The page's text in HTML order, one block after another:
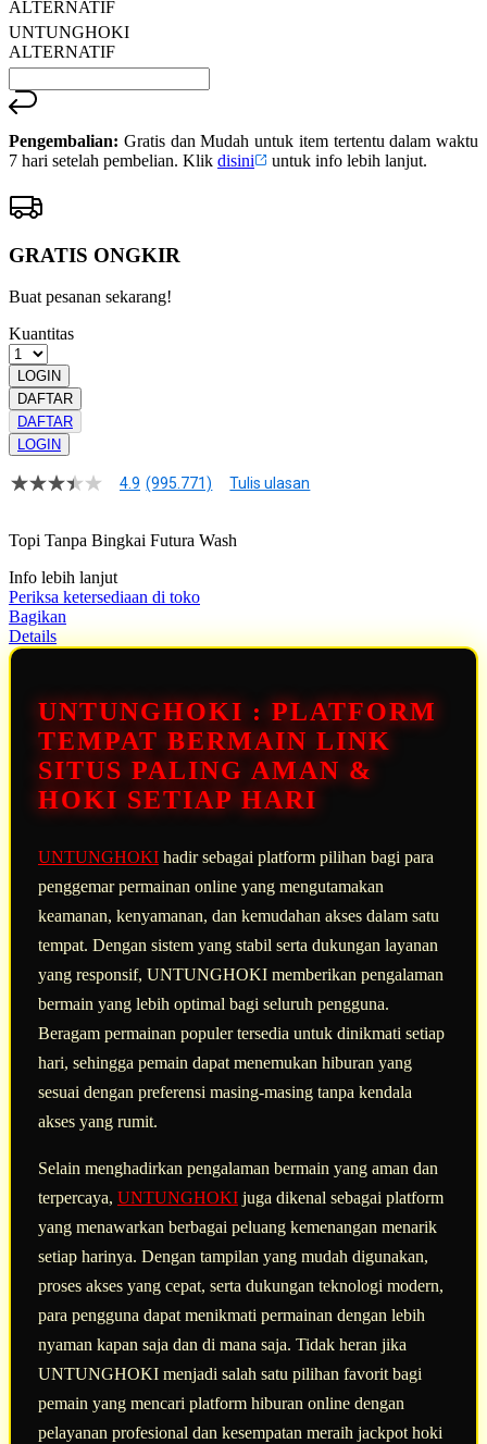
ALTERNATIF
UNTUNGHOKI
ALTERNATIF
Pengembalian: Gratis dan Mudah untuk item tertentu dalam waktu
7 hari setelah pembelian. Klik disini untuk info lebih lanjut.
GRATIS ONGKIR
Buat pesanan sekarang!
Kuantitas
LOGIN
DAFTAR
DAFTAR
LOGIN
4.9
bintang,
rating
rata-
rata.
Read
13
halaman
yang
sama.
4.9 (995.771) Tulis ulasan
Topi Tanpa Bingkai Futura Wash
Info lebih lanjut
Periksa ketersediaan di toko
Bagikan
Details
UNTUNGHOKI : PLATFORM
TEMPAT BERMAIN LINK
SITUS PALING AMAN &
HOKI SETIAP HARI
UNTUNGHOKI hadir sebagai platform pilihan bagi para
penggemar permainan online yang mengutamakan
keamanan, kenyamanan, dan kemudahan akses dalam satu
tempat. Dengan sistem yang stabil serta dukungan layanan
yang responsif, UNTUNGHOKI memberikan pengalaman
bermain yang lebih optimal bagi seluruh pengguna.
Beragam permainan populer tersedia untuk dinikmati setiap
hari, sehingga pemain dapat menemukan hiburan yang
sesuai dengan preferensi masing-masing tanpa kendala
akses yang rumit.
Selain menghadirkan pengalaman bermain yang aman dan
terpercaya, UNTUNGHOKI juga dikenal sebagai platform
yang menawarkan berbagai peluang kemenangan menarik
setiap harinya. Dengan tampilan yang mudah digunakan,
proses akses yang cepat, serta dukungan teknologi modern,
para pengguna dapat menikmati permainan dengan lebih
nyaman kapan saja dan di mana saja. Tidak heran jika
UNTUNGHOKI menjadi salah satu pilihan favorit bagi
pemain yang mencari platform hiburan online dengan
pelayanan profesional dan kesempatan meraih jackpot hoki